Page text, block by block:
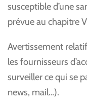
susceptible d’une
prévue au chapitre
Avertissement
les fournisseurs
surveiller ce qui se
news, mail…).